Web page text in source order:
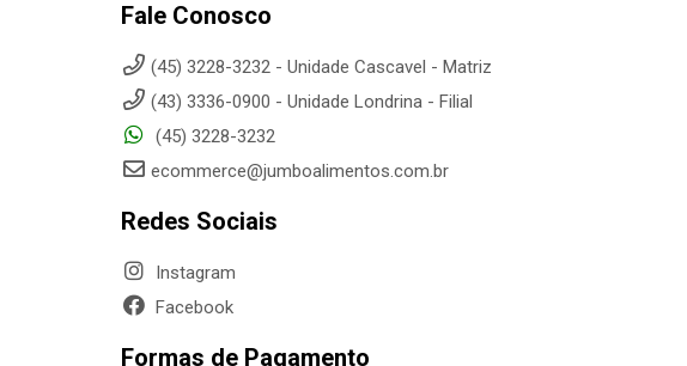
Fale Conosco
(45) 3228-3232 - Unidade Cascavel - Matriz
(43) 3336-0900 - Unidade Londrina - Filial
(45) 3228-3232
ecommerce@jumboalimentos.com.br
Redes Sociais
Instagram
Facebook
Formas de Pagamento